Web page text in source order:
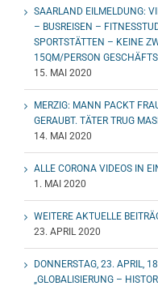
SAARLAND EILMELDUNG:
– BUSREISEN –
SPORTSTÄTTEN – KEINE
15QM/PERSON
15. MAI 2020
MERZIG: MANN PACKT
GERAUBT. TÄTER TRUG
14. MAI 2020
ALLE CORONA VIDEOS IN
1. MAI 2020
WEITERE AKTUELLE
23. APRIL 2020
DONNERSTAG, 23. APRIL,
„GLOBALISIERUNG –